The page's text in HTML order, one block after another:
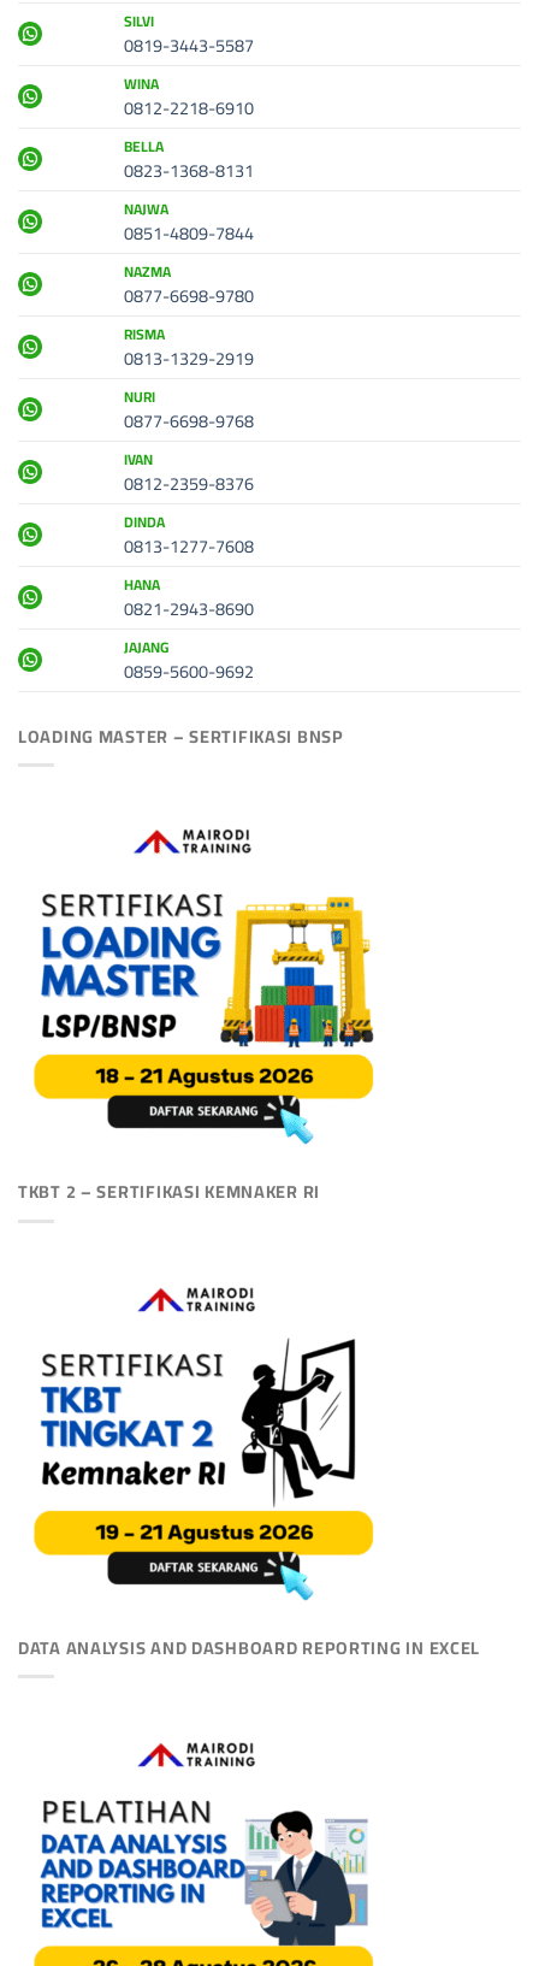
SILVI
0819-3443-5587
WINA
0812-2218-6910
BELLA
0823-1368-8131
NAJWA
0851-4809-7844
NAZMA
0877-6698-9780
RISMA
0813-1329-2919
NURI
0877-6698-9768
IVAN
0812-2359-8376
DINDA
0813-1277-7608
HANA
0821-2943-8690
JAJANG
0859-5600-9692
LOADING MASTER – SERTIFIKASI BNSP
TKBT 2 – SERTIFIKASI KEMNAKER RI
DATA ANALYSIS AND DASHBOARD REPORTING IN EXCEL